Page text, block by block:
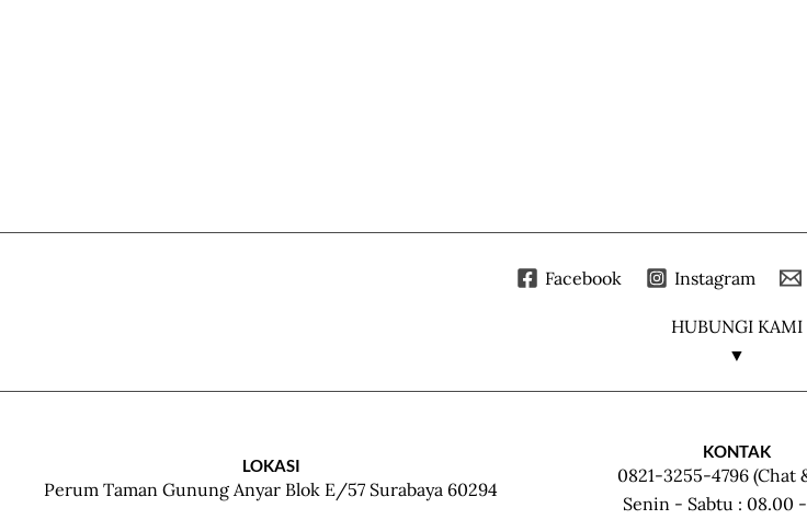
Facebook Instagram
HUBUNGI KAMI
▼
LOKASI
Perum Taman Gunung Anyar Blok E/57 Surabaya 60294
KONTAK
0821-3255-4796 (Chat
Senin - Sabtu : 08.00 -